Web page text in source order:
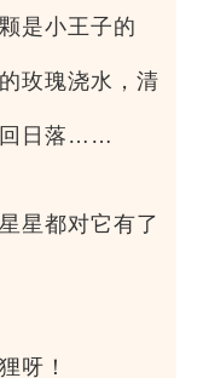
是小王子的
玫瑰浇水，清
回日落……
星都对它有了
呀！